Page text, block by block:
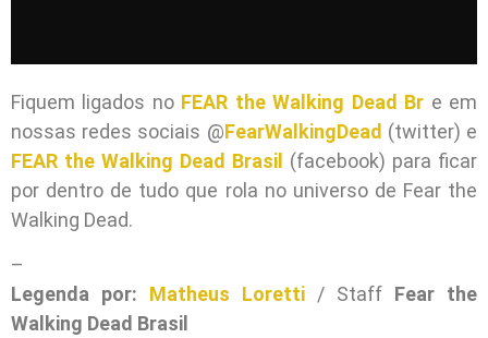
Fiquem ligados no FEAR the Walking Dead Br e em
nossas redes sociais @FearWalkingDead (twitter) e
FEAR the Walking Dead Brasil (facebook) para ficar
por dentro de tudo que rola no universo de Fear the
Walking Dead.
–
Legenda por:
Matheus Loretti / Staff Fear the
Walking Dead Brasil